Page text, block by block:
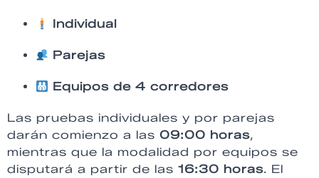
Individual
Parejas
Equipos de 4 corredores
Las pruebas individuales y por parejas
darán comienzo a las 09:00 horas,
mientras que la modalidad por equipos se
disputará a partir de las 16:30 horas. El